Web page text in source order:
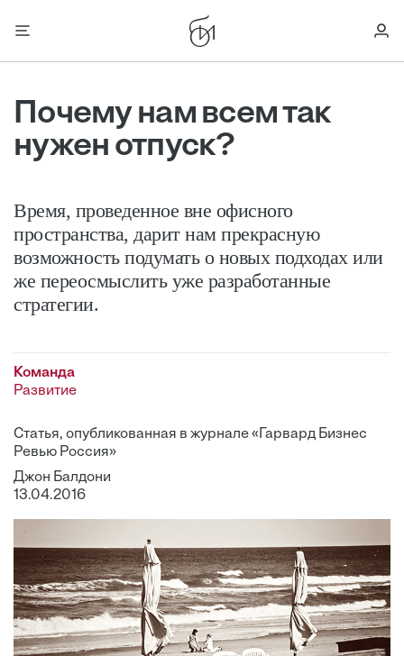
Почему нам всем так
нужен отпуск?
Время, проведенное вне офисного
пространства, дарит нам прекрасную
возможность подумать о новых подходах или
же переосмыслить уже разработанные
стратегии.
Команда
Развитие
Статья, опубликованная в журнале «Гарвард Бизнес
Ревью Россия»
Джон Балдони
13.04.2016